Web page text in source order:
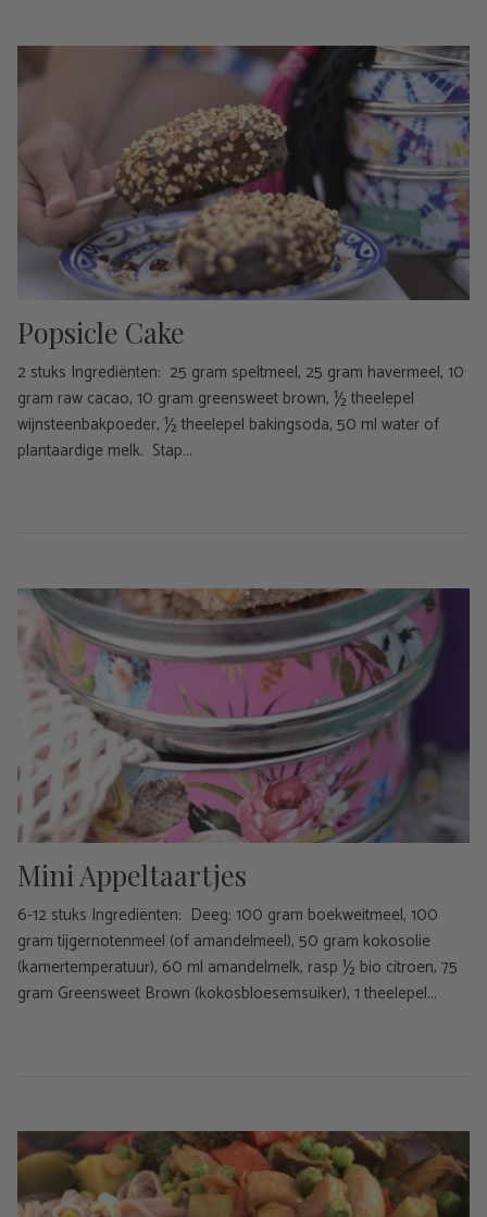
Popsicle Cake
2 stuks Ingrediënten: 25 gram speltmeel, 25 gram havermeel, 10
gram raw cacao, 10 gram greensweet brown, ½ theelepel
wijnsteenbakpoeder, ½ theelepel bakingsoda, 50 ml water of
plantaardige melk. Stap...
Mini Appeltaartjes
6-12 stuks Ingrediënten: Deeg: 100 gram boekweitmeel, 100
gram tijgernotenmeel (of amandelmeel), 50 gram kokosolie
(kamertemperatuur), 60 ml amandelmelk, rasp ½ bio citroen, 75
gram Greensweet Brown (kokosbloesemsuiker), 1 theelepel...